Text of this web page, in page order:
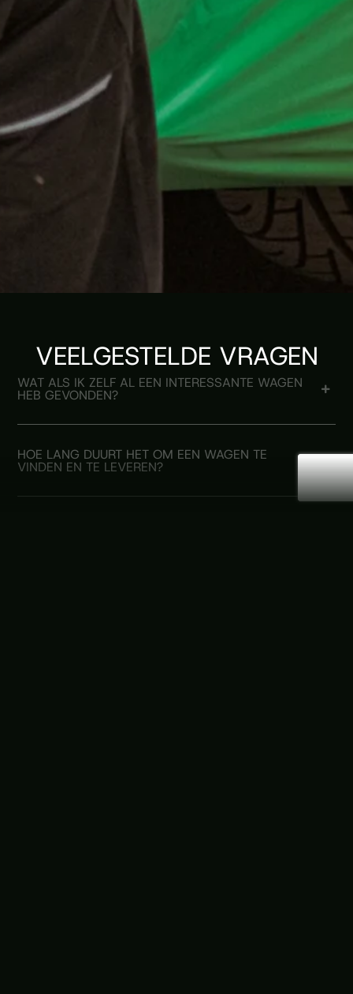
VEELGESTELDE VRAGEN
WAT ALS IK ZELF AL EEN INTERESSANTE WAGEN
HEB GEVONDEN?
HOE LANG DUURT HET OM EEN WAGEN TE
VINDEN EN TE LEVEREN?